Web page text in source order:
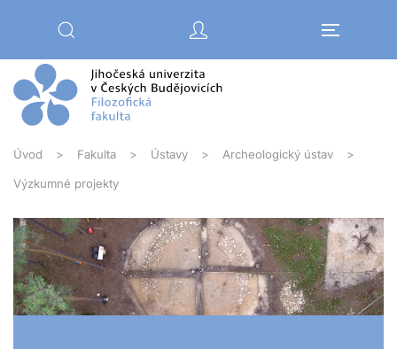
Úvod Fakulta Ústavy Archeologický ústav
Výzkumné projekty